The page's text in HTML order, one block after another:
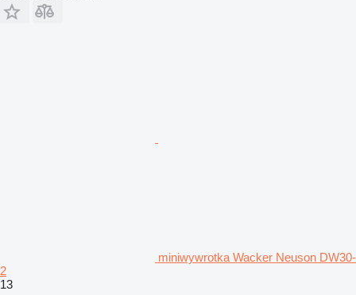
miniwywrotka Wacker Neuson DW30-
2
13